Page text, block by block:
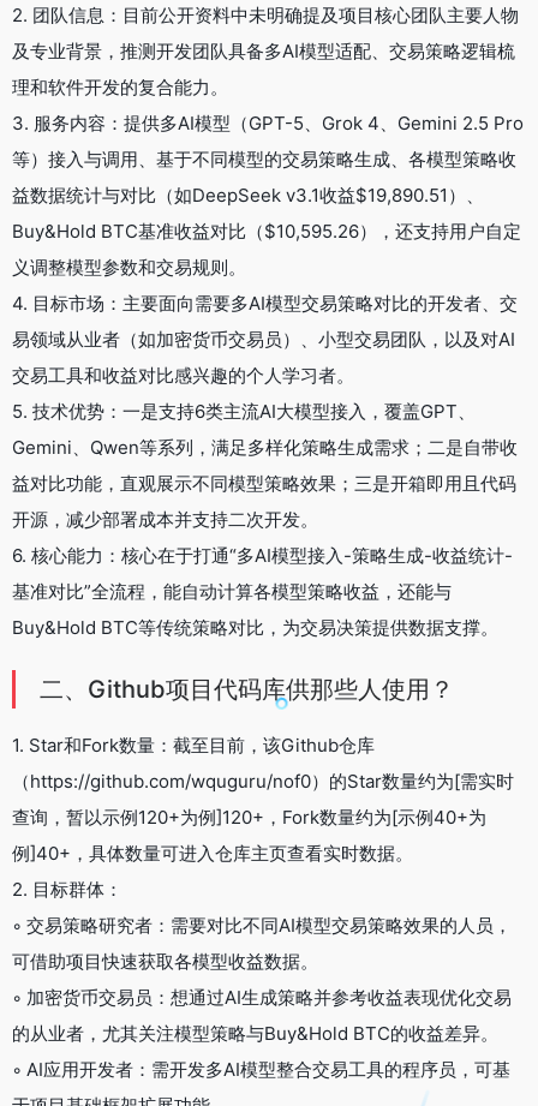
2. 团队信息：目前公开资料中未明确提及项目核心团队主要人物
及专业背景，推测开发团队具备多AI模型适配、交易策略逻辑梳
理和软件开发的复合能力。
3. 服务内容：提供多AI模型（GPT-5、Grok 4、Gemini 2.5 Pro
等）接入与调用、基于不同模型的交易策略生成、各模型策略收
益数据统计与对比（如DeepSeek v3.1收益$19,890.51）、
Buy&Hold BTC基准收益对比（$10,595.26），还支持用户自定
义调整模型参数和交易规则。
4. 目标市场：主要面向需要多AI模型交易策略对比的开发者、交
易领域从业者（如加密货币交易员）、小型交易团队，以及对AI
交易工具和收益对比感兴趣的个人学习者。
5. 技术优势：一是支持6类主流AI大模型接入，覆盖GPT、
Gemini、Qwen等系列，满足多样化策略生成需求；二是自带收
益对比功能，直观展示不同模型策略效果；三是开箱即用且代码
开源，减少部署成本并支持二次开发。
6. 核心能力：核心在于打通“多AI模型接入-策略生成-收益统计-
基准对比”全流程，能自动计算各模型策略收益，还能与
Buy&Hold BTC等传统策略对比，为交易决策提供数据支撑。
二、Github项目代码库供那些人使用？
1. Star和Fork数量：截至目前，该Github仓库
（https://github.com/wquguru/nof0）的Star数量约为[需实时
查询，暂以示例120+为例]120+，Fork数量约为[示例40+为
例]40+，具体数量可进入仓库主页查看实时数据。
2. 目标群体：
◦ 交易策略研究者：需要对比不同AI模型交易策略效果的人员，
可借助项目快速获取各模型收益数据。
◦ 加密货币交易员：想通过AI生成策略并参考收益表现优化交易
的从业者，尤其关注模型策略与Buy&Hold BTC的收益差异。
◦ AI应用开发者：需开发多AI模型整合交易工具的程序员，可基